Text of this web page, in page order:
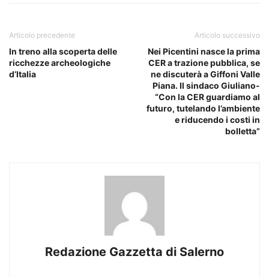
Articolo precedente
In treno alla scoperta delle
ricchezze archeologiche
d’Italia
Articolo successivo
Nei Picentini nasce la prima
CER a trazione pubblica, se
ne discuterà a Giffoni Valle
Piana. Il sindaco Giuliano-
“Con la CER guardiamo al
futuro, tutelando l’ambiente
e riducendo i costi in
bolletta”
Redazione Gazzetta di Salerno